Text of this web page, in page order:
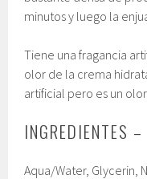
minutos y luego la
Tiene una fragancia
olor de la crema
artificial pero es un
INGREDIENTES
Aqua/​Water, Glycerin,